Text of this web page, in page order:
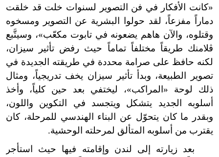
«كانت الأفكار في فن التصوير لسنوات خلت قد خلقت
دماراً مفزعاً، لقد حولوا البشرية عن التصوير ومسخوه
وقتلوه، والآن هاهم يضعونه في تابوت مكعّب»، وسيتَّبع
ڤلامنك طريقاً مختلفاً تماماً حيث رفض تأثير سيزان،
لكنه حافظ على صرامة محددة في طريقته الجديدة في
تصوير الطبيعة، وبدأ تأثير سيزان يخف تدريجياً، ومثال
ذلك لوحة «المراكب»، ليختفي بعد حين كلياً، وأخذ
أسلوبه الجديد يتشكل ويتجسد في التكوين واللون،
وبقدر ما كان يتحوّل عن البناء الهندسي للمرحلة، كان
يقترب من أسلوبه المتألق لمرحلته الوحشية.
بعد زيارته إلى لندن وإقامته فيها حيث استأجر